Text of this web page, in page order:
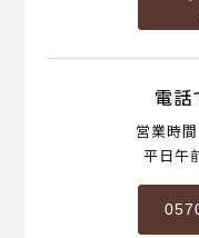
電話
営業時
平日午